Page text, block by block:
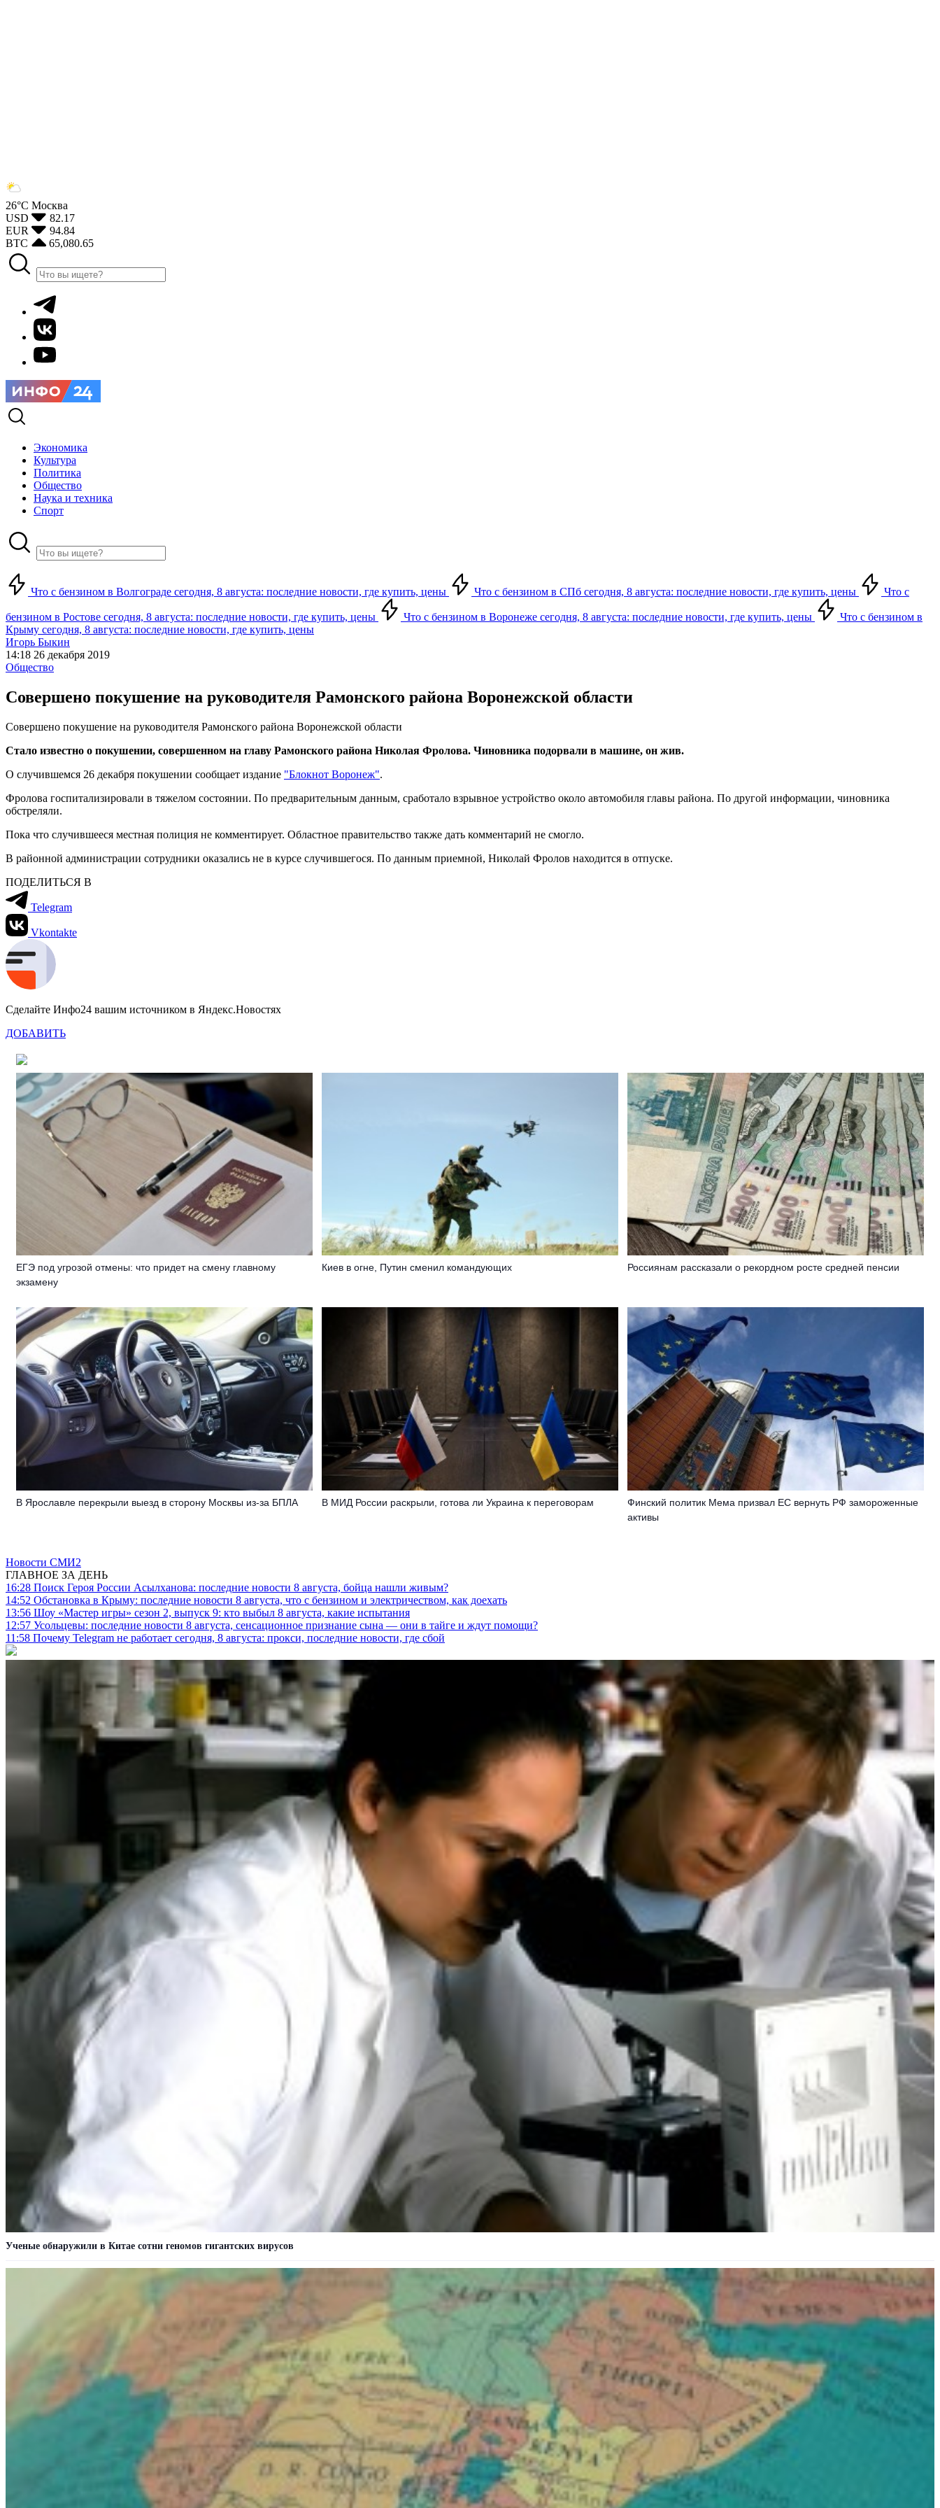
26°С Москва
USD
82.17
EUR
94.84
BTC
65,080.65
Экономика
Культура
Политика
Общество
Наука и техника
Спорт
Что с бензином в Волгограде сегодня, 8 августа: последние новости, где купить, цены Что с бензином в СПб сегодня, 8 августа: последние новости, где купить, цены Что с
бензином в Ростове сегодня, 8 августа: последние новости, где купить, цены Что с бензином в Воронеже сегодня, 8 августа: последние новости, где купить, цены
Что с бензином в
Крыму сегодня, 8 августа: последние новости, где купить, цены
Игорь Быкин
14:18 26 декабря 2019
Общество
Совершено покушение на руководителя Рамонского района Воронежской области
Совершено покушение на руководителя Рамонского района Воронежской области
Стало известно о покушении, совершенном на главу Рамонского района Николая Фролова. Чиновника подорвали в машине, он жив.
О случившемся 26 декабря покушении сообщает издание "Блокнот Воронеж".
Фролова госпитализировали в тяжелом состоянии. По предварительным данным, сработало взрывное устройство около автомобиля главы района. По другой информации, чиновника
обстреляли.
Пока что случившееся местная полиция не комментирует. Областное правительство также дать комментарий не смогло.
В районной администрации сотрудники оказались не в курсе случившегося. По данным приемной, Николай Фролов находится в отпуске.
ПОДЕЛИТЬСЯ В
Telegram
Vkontakte
Сделайте Инфо24 вашим источником в Яндекс.Новостях
ДОБАВИТЬ
ЕГЭ под угрозой отмены: что придет на смену главному
экзамену
Киев в огне, Путин сменил командующих Россиянам рассказали о рекордном росте средней пенсии
В Ярославле перекрыли выезд в сторону Москвы из-за БПЛА В МИД России раскрыли, готова ли Украина к переговорам
Финский политик Мема призвал ЕС вернуть РФ замороженные
активы
Новости СМИ2
ГЛАВНОЕ ЗА ДЕНЬ
16:28 Поиск Героя России Асылханова: последние новости 8 августа, бойца нашли живым?
14:52 Обстановка в Крыму: последние новости 8 августа, что с бензином и электричеством, как доехать
13:56 Шоу «Мастер игры» сезон 2, выпуск 9: кто выбыл 8 августа, какие испытания
12:57 Усольцевы: последние новости 8 августа, сенсационное признание сына — они в тайге и ждут помощи?
11:58 Почему Telegram не работает сегодня, 8 августа: прокси, последние новости, где сбой
Ученые обнаружили в Китае сотни геномов гигантских вирусов